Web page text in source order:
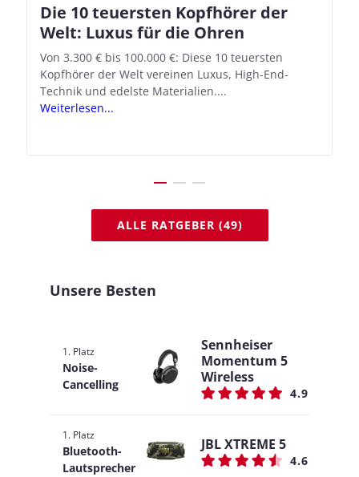
Die 10 teuersten Kopfhörer der
Welt: Luxus für die Ohren
Von 3.300 € bis 100.000 €: Diese 10 teuersten
Kopfhörer der Welt vereinen Luxus, High-End-
Technik und edelste Materialien....
Weiterlesen...
Apple AirPods Pro 2 und iOS 18.1:
So richtet ihr das neue Hörgeräte-
Feature ein
Mit iOS 18.1 und den AirPods Pro 2 verwandelt
Apple seine In-Ear-Kopfhörer in kostengünstige
Hörhilfen. In wenigen Schritten...
ALLE RATGEBER (49)
Unsere Besten
1. Platz
Noise-
Cancelling
Sennheiser
Momentum 5
Wireless
4.9
1. Platz
Bluetooth-
Lautsprecher
JBL XTREME 5
4.6